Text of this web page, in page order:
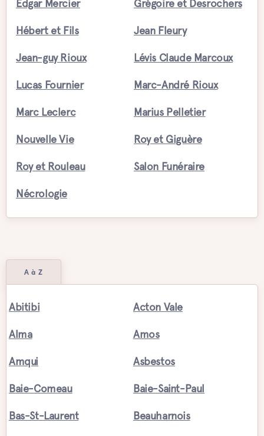
Edgar Mercier Grégoire et Desrochers
Hébert et Fils Jean Fleury
Jean-guy Rioux Lévis Claude Marcoux
Lucas Fournier Marc-André Rioux
Marc Leclerc Marius Pelletier
Nouvelle Vie Roy et Giguère
Roy et Rouleau Salon Funéraire
Nécrologie
A à Z
Abitibi Acton Vale
Alma Amos
Amqui Asbestos
Baie-Comeau Baie-Saint-Paul
Bas-St-Laurent Beauharnois